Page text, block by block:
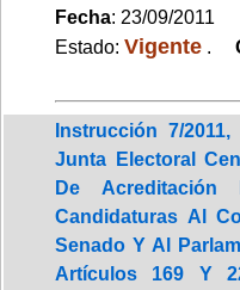
Fecha: 23/09/2011
Estado: Vigente .
Instrucción 7/
Junta Electoral
De
Candidaturas Al
Senado Y Al
Artículos 169 Y